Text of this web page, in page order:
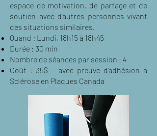
espace de motivation, de partage et de
soutien avec d’autres personnes vivant
des situations similaires.
Quand : Lundi, 18h15 à 18h45
Durée : 30 min
Nombre de séances par session : 4
Coût : 35$ - avec preuve d’adhésion à
Sclérose en Plaques Canada